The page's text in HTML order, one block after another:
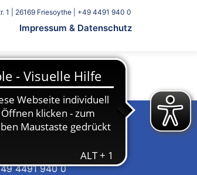
1 | 26169 Friesoythe | +49 4491 940 0
Impressum & Datenschutz
4491 940 0